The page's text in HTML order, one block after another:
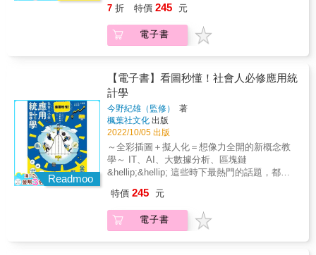
石，也是生活在現代的我們不能不懂的常識！
Google首席經濟學家海爾．韋瑞安曾說： 「在
今後的10年之內，最吃香的職業應該會是統計
計學是一門分析資料，找出潮流，窺見未來的
學問。 在過去，是少部分專家才能從事的工
作， 但現在已是誰都能輕鬆地將這世界的一切
轉換成資料，資料源源不絕湧現的時代， 所以
能正確地分析與活用資料，是讓生意快速發展
的捷徑，也是左右未來的轉捩點。 若問現在最
新的科技是什麼，大部分的人應該會想到AI、
大數據分析、區塊鏈，對吧？ 但這些最新技術
都需要處理大量的資料，也都與統計學的概念
或邏輯密不可分， 要想進一步了解這些技術，
不過就現況而言，正確了解統計學的人比需求
來得少， 所以先學會統計學，就能在未來的職
場佔得上風。 ◆要解讀數據背後真正的涵義，
7 折 特價 245 元
電子書
Readmoo
【電子書】看圖秒懂！社會人必修應用統
計學
今野紀雄（監修）
著
楓葉社文化 出版
2022/10/05 出版
～全彩插圖＋擬人化＝想像力全開的新概念教
學～ IT、AI、大數據分析、區塊鏈
&hellip;&hellip; 這些時下最熱門的話題，都與
石，也是生活在現代的我們不能不懂的常識！
Google首席經濟學家海爾．韋瑞安曾說： 「在
今後的10年之內，最吃香的職業應該會是統計
特價 245 元
電子書